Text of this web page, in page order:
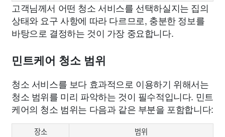
고객님께서 어떤 청소 서비스를 선택하실지는 집의
상태와 요구 사항에 따라 다르므로, 충분한 정보를
바탕으로 결정하는 것이 가장 중요합니다.
민트케어 청소 범위
청소 서비스를 보다 효과적으로 이용하기 위해서는
청소 범위를 미리 파악하는 것이 필수적입니다. 민트
케어의 청소 범위는 다음과 같은 부분을 포함합니다:
장소 범위